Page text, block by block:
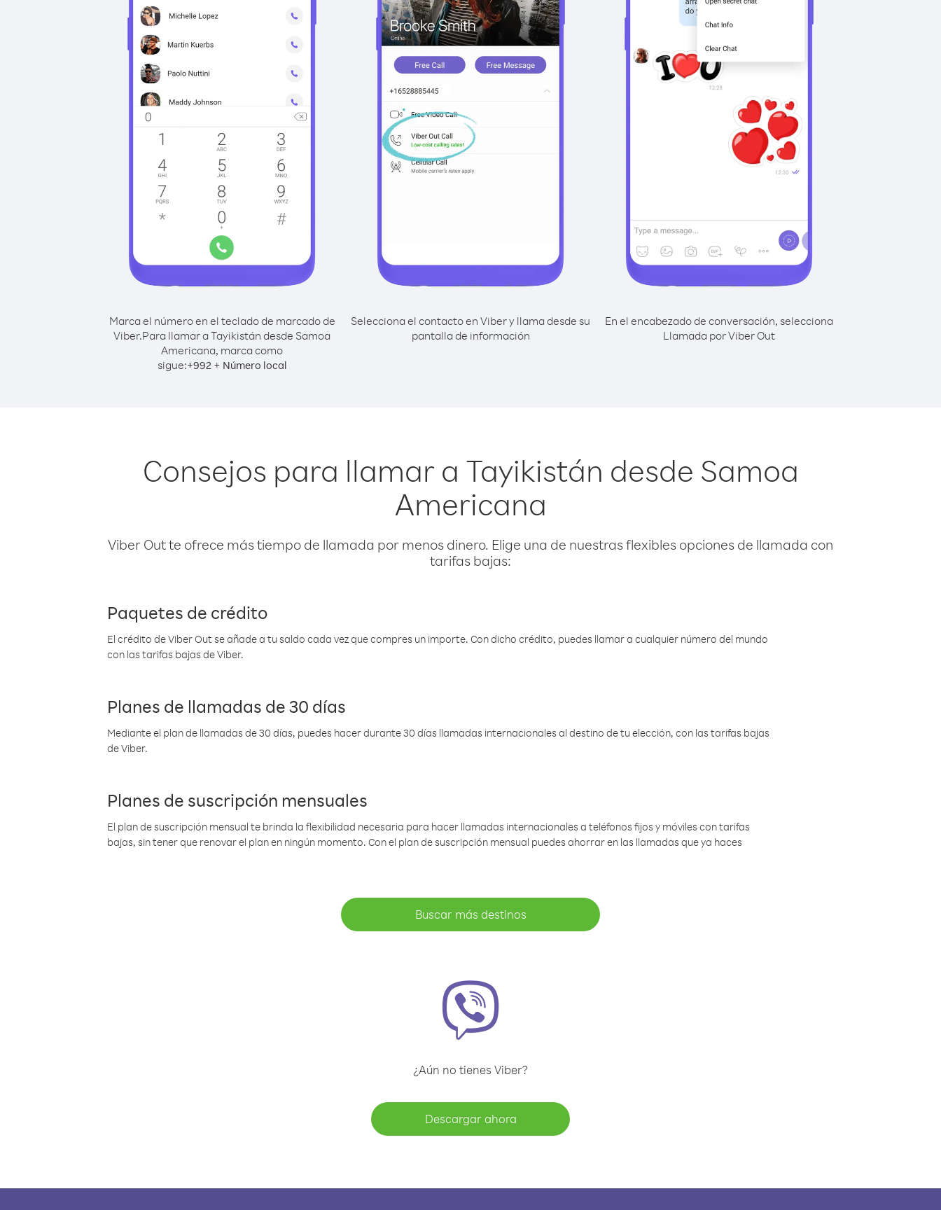
Marca el número en el teclado de marcado de
Viber.Para llamar a Tayikistán desde Samoa
Americana, marca como
sigue:+992+ Número local
Selecciona el contacto en Viber y llama desde su
pantalla de información
En el encabezado de conversación, selecciona
Llamada por Viber Out
Consejos para llamar a Tayikistán desde Samoa
Americana
Viber Out te ofrece más tiempo de llamada por menos dinero. Elige una de nuestras flexibles opciones de llamada con
tarifas bajas:
Paquetes de crédito
El crédito de Viber Out se añade a tu saldo cada vez que compres un importe. Con dicho crédito, puedes llamar a cualquier número del mundo
con las tarifas bajas de Viber.
Planes de llamadas de 30 días
Mediante el plan de llamadas de 30 días, puedes hacer durante 30 días llamadas internacionales al destino de tu elección, con las tarifas bajas
de Viber.
Planes de suscripción mensuales
El plan de suscripción mensual te brinda la flexibilidad necesaria para hacer llamadas internacionales a teléfonos fijos y móviles con tarifas
bajas, sin tener que renovar el plan en ningún momento. Con el plan de suscripción mensual puedes ahorrar en las llamadas que ya haces
Buscar más destinos
¿Aún no tienes Viber?
Descargar ahora